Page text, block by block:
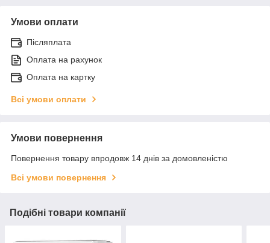
Умови оплати
Післяплата
Оплата на рахунок
Оплата на картку
Всі умови оплати
Умови повернення
Повернення товару впродовж 14 днів за домовленістю
Всі умови повернення
Подібні товари компанії